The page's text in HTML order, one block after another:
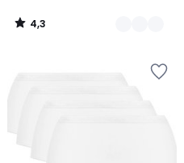
4,3
/